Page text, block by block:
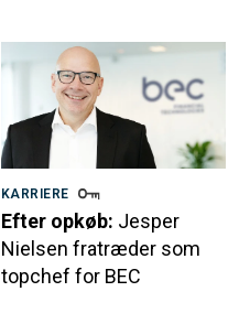
KARRIERE
Efter opkøb: Jesper
Nielsen fratræder som
topchef for BEC